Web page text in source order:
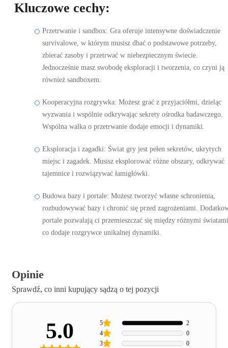
Kluczowe cechy:
Przetrwanie i sandbox: Gra oferuje intensywne doświadczenie
survivalowe, w którym musisz dbać o podstawowe potrzeby,
zbierać zasoby i przetrwać w niebezpiecznym świecie.
Jednocześnie masz swobodę eksploracji i tworzenia, co czyni ją
również sandboxem.
Kooperacyjna rozgrywka: Możesz grać z przyjaciółmi, dzieląc
wyzwania i wspólnie odkrywając sekrety ośrodka badawczego.
Wspólna walka o przetrwanie dodaje emocji i dynamiki.
Eksploracja i zagadki: Świat gry jest pełen sekretów, ukrytych
miejsc i zagadek. Musisz eksplorować różne obszary, odkrywać
tajemnice i rozwiązywać łamigłówki.
Budowa bazy i portale: Możesz tworzyć własne schronienia,
rozbudowywać bazy i chronić się przed zagrożeniami.
portale pozwalają ci przemieszczać się między różnymi
co dodaje rozgrywce unikalnej dynamiki.
Opinie
Sprawdź, co inni kupujący sądzą o tej pozycji
5.0 3 0
4 0
5 2